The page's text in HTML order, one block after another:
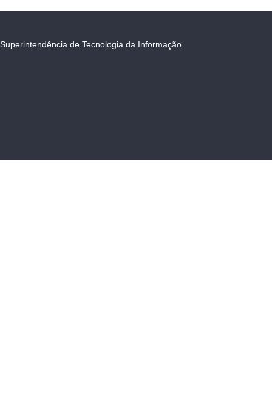
Superintendência de Tecnologia da Informação